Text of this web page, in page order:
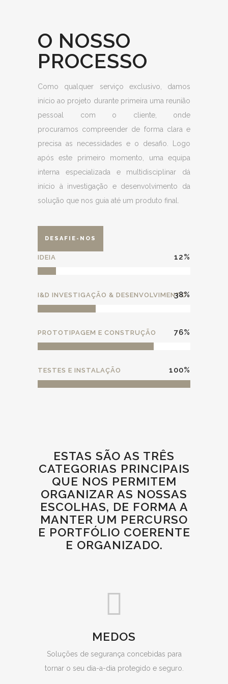
O NOSSO
PROCESSO
Como qualquer serviço exclusivo, damos
início ao projeto durante primeira uma reunião
pessoal com o cliente, onde
procuramos compreender de forma clara e
precisa as necessidades e o desafio. Logo
após este primeiro momento, uma equipa
interna especializada e multidisciplinar dá
início à investigação e desenvolvimento da
solução que nos guia até um produto final.
DESAFIE-NOS
IDEIA 12%
I&D INVESTIGAÇÃO & DESENVOLVIMENTO
38%
PROTOTIPAGEM E CONSTRUÇÃO 76%
TESTES E INSTALAÇÃO 100%
ESTAS SÃO AS TRÊS
CATEGORIAS PRINCIPAIS
QUE NOS PERMITEM
ORGANIZAR AS NOSSAS
ESCOLHAS, DE FORMA A
MANTER UM PERCURSO
E PORTFÓLIO COERENTE
E ORGANIZADO.
MEDOS
Soluções de segurança concebidas para
tornar o seu dia-a-dia protegido e seguro.